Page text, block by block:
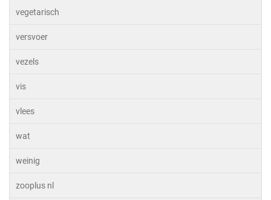
vegetarisch
versvoer
vezels
vis
vlees
wat
weinig
zooplus nl